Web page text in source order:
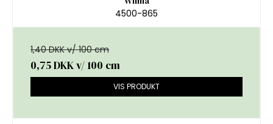
4500-865
1,40 DKK v/ 100 cm
0,75 DKKv/ 100 cm
VIS PRODUKT